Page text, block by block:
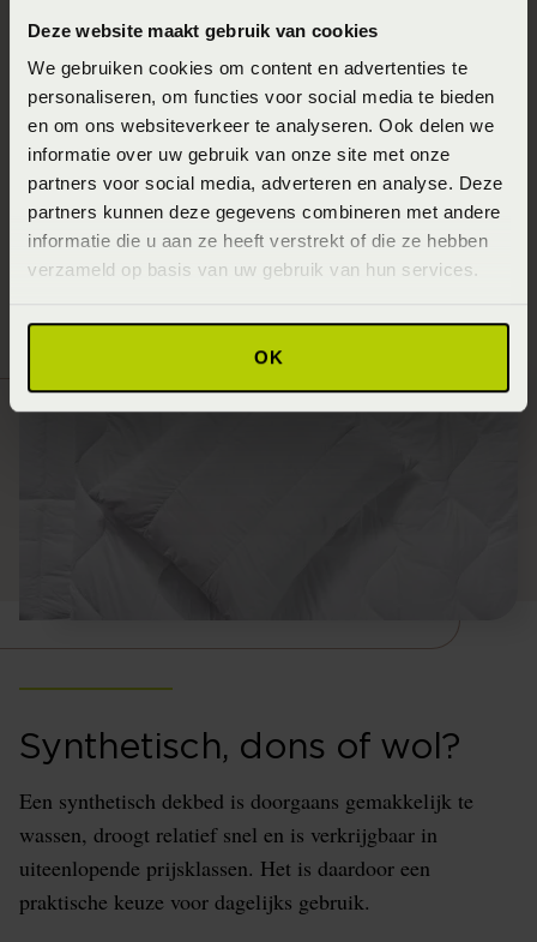
Deze website maakt gebruik van cookies
We gebruiken cookies om content en advertenties te
personaliseren, om functies voor social media te bieden
en om ons websiteverkeer te analyseren. Ook delen we
informatie over uw gebruik van onze site met onze
partners voor social media, adverteren en analyse. Deze
partners kunnen deze gegevens combineren met andere
informatie die u aan ze heeft verstrekt of die ze hebben
verzameld op basis van uw gebruik van hun services.
OK
Droogt doorgaans sneller dan veel natuurlijke
vullingen.
Een praktische keuze wanneer regelmatig wassen
belangrijk is.
Verkrijgbaar in standaard-, extra lange en
tweepersoonsmaten
Synthetisch, dons of wol?
Een synthetisch dekbed is doorgaans gemakkelijk te
wassen, droogt relatief snel en is verkrijgbaar in
uiteenlopende prijsklassen. Het is daardoor een
praktische keuze voor dagelijks gebruik.